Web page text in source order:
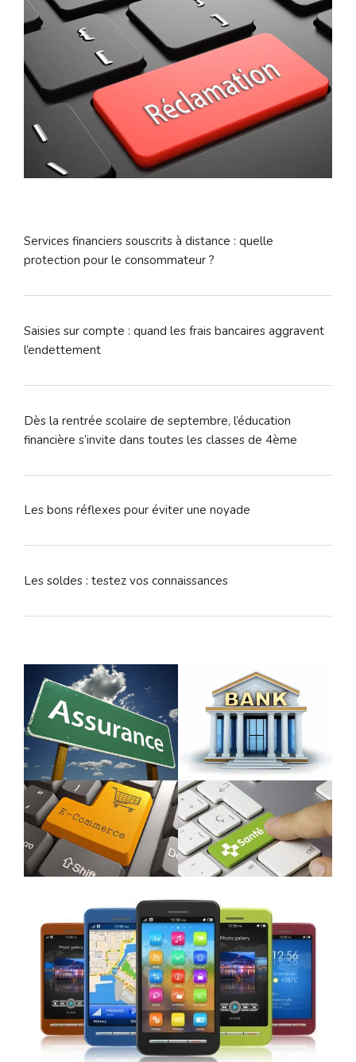
Services financiers souscrits à distance : quelle
protection pour le consommateur ?
Saisies sur compte : quand les frais bancaires aggravent
l’endettement
Dès la rentrée scolaire de septembre, l’éducation
financière s’invite dans toutes les classes de 4ème
Les bons réflexes pour éviter une noyade
Les soldes : testez vos connaissances